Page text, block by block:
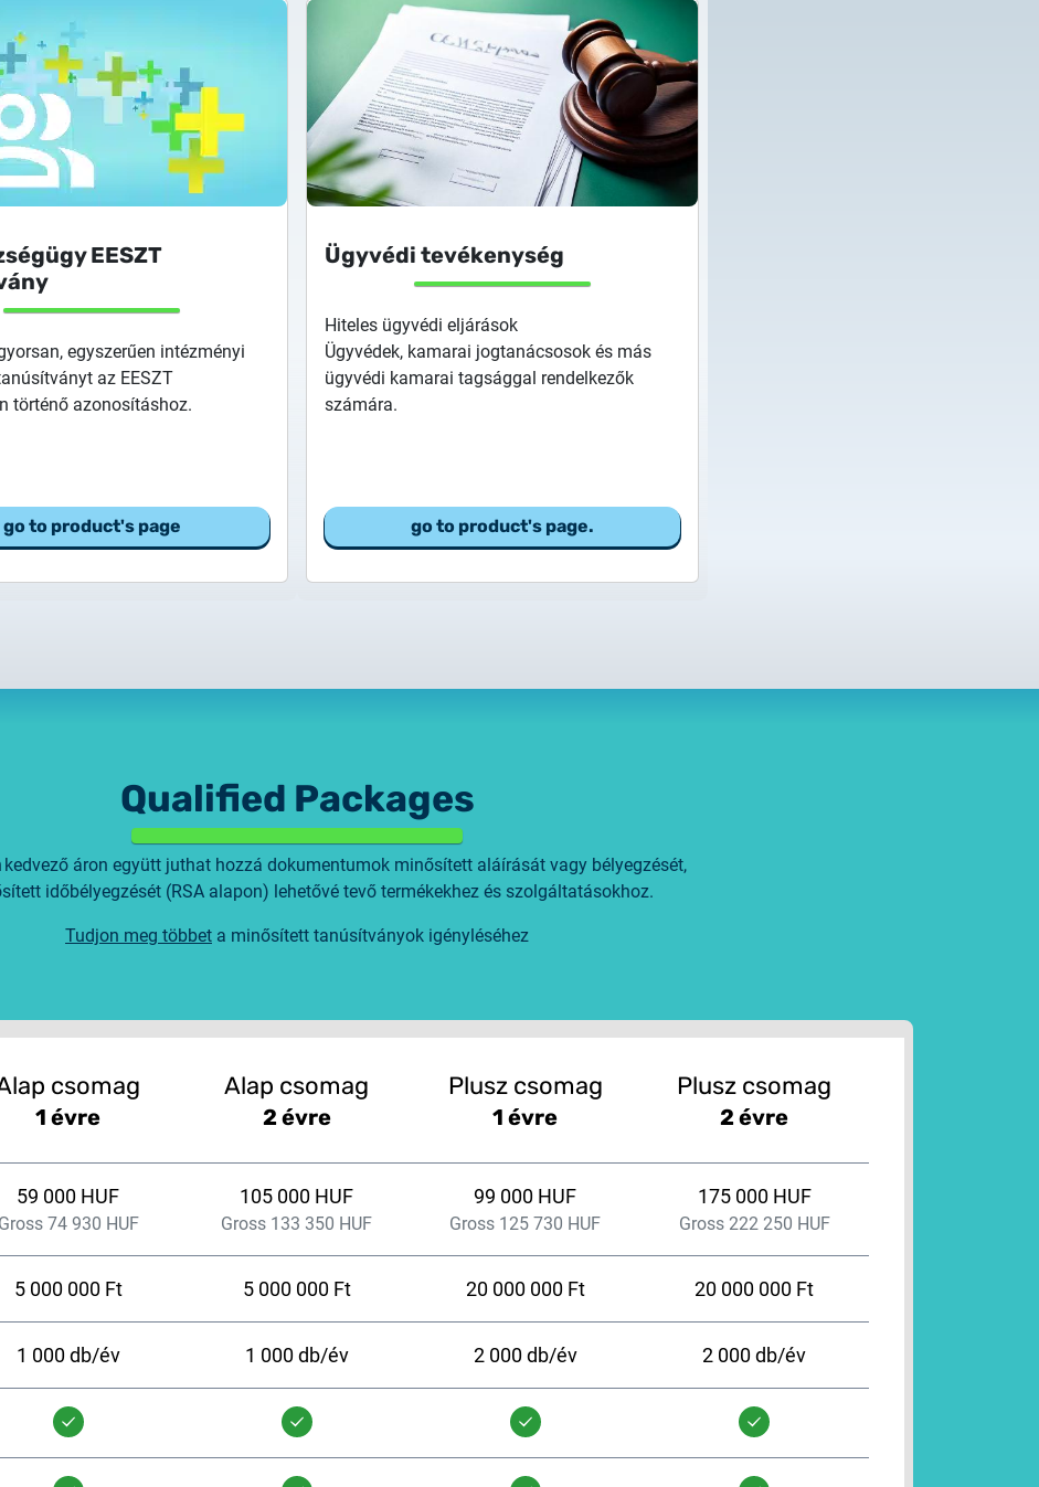
EESZT
egyszerűen intézményi
az EESZT
történő azonosításhoz.
go to product's page
Ügyvédi tevékenység
Hiteles ügyvédi eljárások
Ügyvédek, kamarai jogtanácsosok és más
ügyvédi kamarai tagsággal rendelkezők
számára.
go to product's page.
Qualified Packages
kedvező áron együtt juthat hozzá dokumentumok minősített aláírását vagy bélyegzését,
időbélyegzését (RSA alapon) lehetővé tevő termékekhez és szolgáltatásokhoz.
Tudjon meg többet a minősített tanúsítványok igényléséhez
csomag
1 évre
Alap csomag
2 évre
Plusz csomag
1 évre
Plusz csomag
2 évre
59 000 HUF
Gross 74 930 HUF
105 000 HUF
Gross 133 350 HUF
99 000 HUF
Gross 125 730 HUF
175 000 HUF
Gross 222 250 HUF
5 000 000 Ft 5 000 000 Ft 20 000 000 Ft 20 000 000 Ft
1 000 db/év 1 000 db/év 2 000 db/év 2 000 db/év